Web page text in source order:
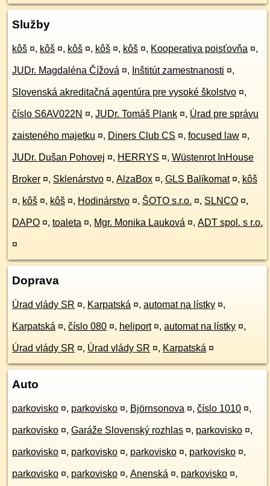
Služby
kôš ¤, kôš ¤, kôš ¤, kôš ¤, kôš ¤, Kooperativa poisťovňa ¤,
JUDr. Magdaléna Čížová ¤, Inštitút zamestnanosti ¤,
Slovenská akreditačná agentúra pre vysoké školstvo ¤,
číslo S6AV022N ¤, JUDr. Tomáš Plank ¤, Úrad pre správu
zaisteného majetku ¤, Diners Club CS ¤, focused law ¤,
JUDr. Dušan Pohovej ¤, HERRYS ¤, Wüstenrot InHouse
Broker ¤, Sklenárstvo ¤, AlzaBox ¤, GLS Balíkomat ¤, kôš
¤, kôš ¤, kôš ¤, Hodinárstvo ¤, ŠOTO s.r.o. ¤, SLNCO ¤,
DAPO ¤, toaleta ¤, Mgr. Monika Lauková ¤, ADT spol. s r.o.
¤
Doprava
Úrad vlády SR ¤, Karpatská ¤, automat na lístky ¤,
Karpatská ¤, číslo 080 ¤, heliport ¤, automat na lístky ¤,
Úrad vlády SR ¤, Úrad vlády SR ¤, Karpatská ¤
Auto
parkovisko ¤, parkovisko ¤, Björnsonova ¤, číslo 1010 ¤,
parkovisko ¤, Garáže Slovenský rozhlas ¤, parkovisko ¤,
parkovisko ¤, parkovisko ¤, parkovisko ¤, parkovisko ¤,
parkovisko ¤, parkovisko ¤, Anenská ¤, parkovisko ¤,